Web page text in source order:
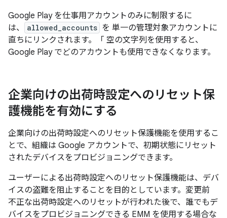
Google Play を仕事用アカウントのみに制限するに
は、
allowed_accounts を 単一の管理対象アカウントに
直ちにリンクされます。「 空の文字列を使用すると、
Google Play でどのアカウントも使用できなくなります。
企業向けの出荷時設定へのリセット保
護機能を有効にする
企業向けの出荷時設定へのリセット保護機能を使用するこ
とで、組織は Google アカウントで、初期状態にリセット
されたデバイスをプロビジョニングできます。
ユーザーによる出荷時設定へのリセット保護機能は、デバ
イスの盗難を阻止することを目的としています。変更前
不正な出荷時設定へのリセットが行われた後で、誰でもデ
バイスをプロビジョニングできる EMM を使用する場合な